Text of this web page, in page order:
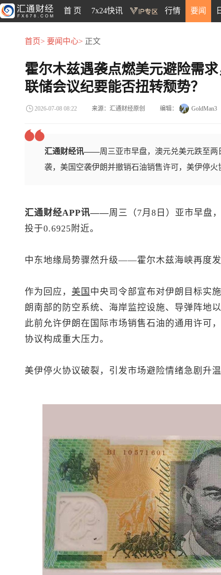
首 页 7x24快讯 行情 要闻
首页> 要闻中心> 正文
霍尔木兹遇袭点燃美元避险需
联储会议纪要能否扭转颓势？
2026-07-08 08:22 来源：汇通财经原创 编辑： GoldMan3
汇通财经讯——周三亚市早盘，澳元兑美元跌至
袭，美国空袭伊朗并撤销石油销售许可，美伊停
汇通财经APP讯——周三（7月8日）亚市早盘
投于0.6925附近。
中东地缘局势骤然升级——霍尔木兹海峡再度
作为回应， 美国 中央司令部宣布对伊朗目标实
朗南部的防空系统、海岸监控设施、导弹阵地
此前允许伊朗在国际市场销售石油的通用许可
协议构成重大压力。
美伊停火协议破裂，引发市场避险情绪急剧升